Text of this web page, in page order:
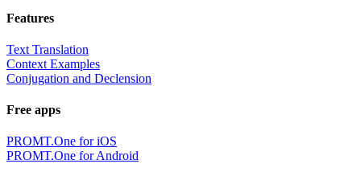
Features
Text Translation
Context Examples
Conjugation and Declension
Free apps
PROMT.One for iOS
PROMT.One for Android